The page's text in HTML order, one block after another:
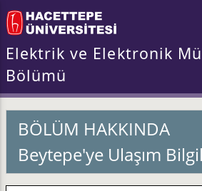
Elektrik ve Elektronik
Bölümü
BÖLÜM HAKKINDA
Beytepe'ye Ulaşım